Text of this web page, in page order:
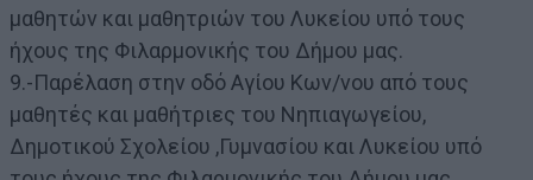
μαθητών και μαθητριών του Λυκείου υπό τους
ήχους της Φιλαρμονικής του Δήμου μας.
9.-Παρέλαση στην οδό Αγίου Κων/νου από τους
μαθητές και μαθήτριες του Νηπιαγωγείου,
Δημοτικού Σχολείου ,Γυμνασίου και Λυκείου υπό